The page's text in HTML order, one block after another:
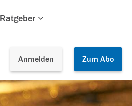
Ratgeber
Anmelden Zum Abo